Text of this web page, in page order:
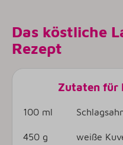
Das köstliche
Rezept
Zutaten für
100 ml
450 g weiße